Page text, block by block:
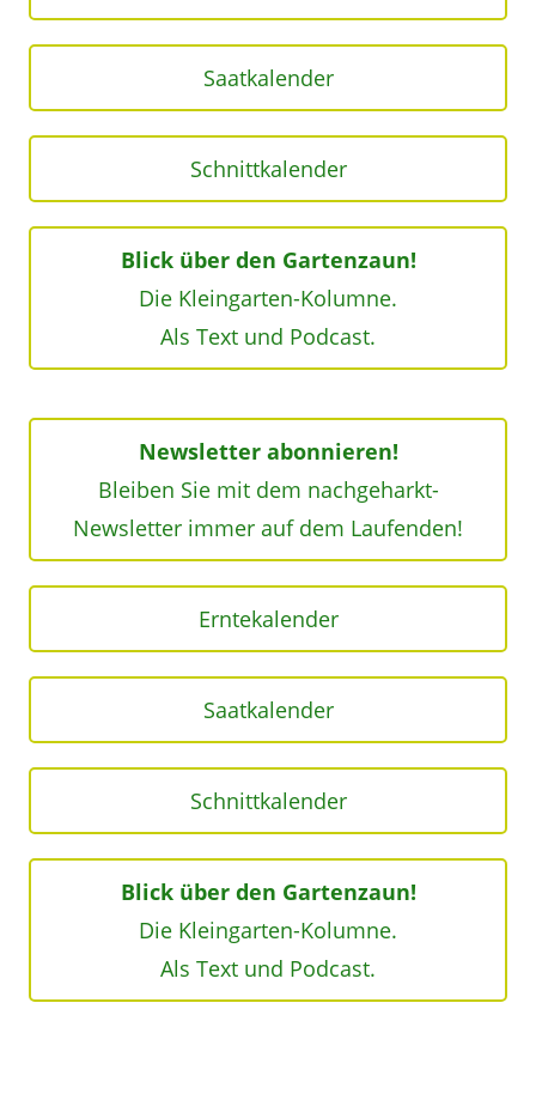
Saatkalender
Schnittkalender
Blick über den Gartenzaun!
Die Kleingarten-Kolumne.
Als Text und Podcast.
Newsletter abonnieren!
Bleiben Sie mit dem nachgeharkt-
Newsletter immer auf dem Laufenden!
Erntekalender
Saatkalender
Schnittkalender
Blick über den Gartenzaun!
Die Kleingarten-Kolumne.
Als Text und Podcast.